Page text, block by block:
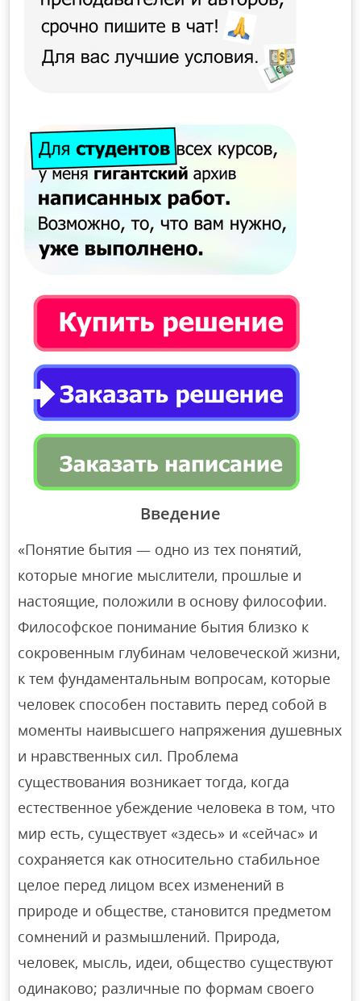
Введение
«Понятие бытия — одно из тех понятий,
которые многие мыслители, прошлые и
настоящие, положили в основу философии.
Философское понимание бытия близко к
сокровенным глубинам человеческой жизни,
к тем фундаментальным вопросам, которые
человек способен поставить перед собой в
моменты наивысшего напряжения душевных
и нравственных сил. Проблема
существования возникает тогда, когда
естественное убеждение человека в том, что
мир есть, существует «здесь» и «сейчас» и
сохраняется как относительно стабильное
целое перед лицом всех изменений в
природе и обществе, становится предметом
сомнений и размышлений. Природа,
человек, мысль, идеи, общество существуют
одинаково; различные по формам своего